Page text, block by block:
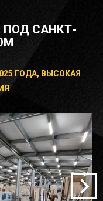
САНКТ-
ГОДА, ВЫСОКАЯ